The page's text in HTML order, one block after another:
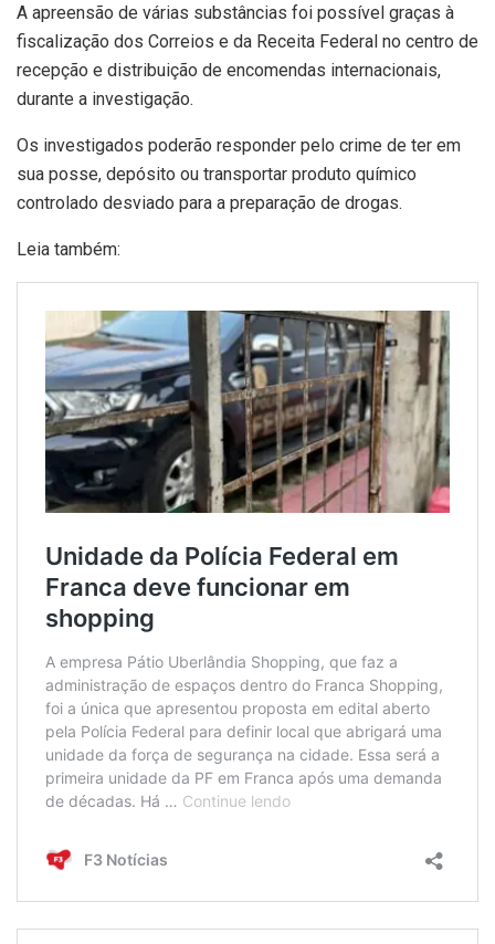
A apreensão de várias substâncias foi possível graças à
fiscalização dos Correios e da Receita Federal no centro de
recepção e distribuição de encomendas internacionais,
durante a investigação.
Os investigados poderão responder pelo crime de ter em
sua posse, depósito ou transportar produto químico
controlado desviado para a preparação de drogas.
Leia também: